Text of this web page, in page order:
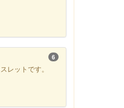
6
レットです。